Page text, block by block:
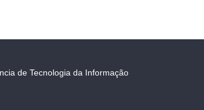
de Tecnologia da Informação